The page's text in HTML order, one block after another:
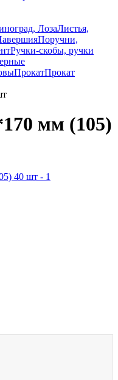
ЛозаЛистья,
Поручни,
Ручки-скобы, ручки
ПрокатПрокат
мм (105)